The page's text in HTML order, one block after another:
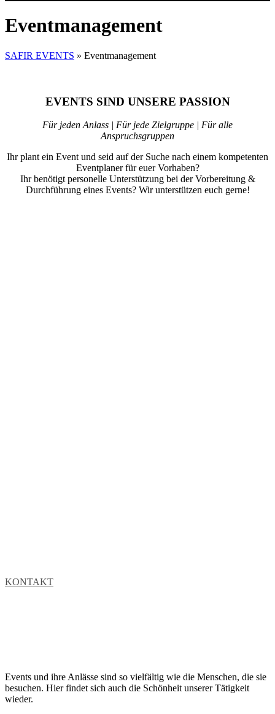
Eventmanagement
SAFIR EVENTS » Eventmanagement
EVENTS SIND UNSERE PASSION
Für jeden Anlass | Für jede Zielgruppe | Für alle
Anspruchsgruppen
Ihr plant ein Event und seid auf der Suche nach einem kompetenten
Eventplaner für euer Vorhaben?
Ihr benötigt personelle Unterstützung bei der Vorbereitung &
Durchführung eines Events? Wir unterstützen euch gerne!
KONTAKT
Events und ihre Anlässe sind so vielfältig wie die Menschen, die sie
besuchen. Hier findet sich auch die Schönheit unserer Tätigkeit
wieder.